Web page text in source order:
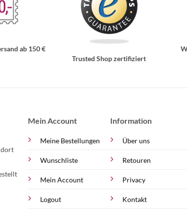
ab 150 €
Trusted Shop zertifiziert
dort
Mein Account
Meine Bestellungen
Wunschliste
Mein Account
Logout
Information
Über uns
Retouren
Privacy
Kontakt